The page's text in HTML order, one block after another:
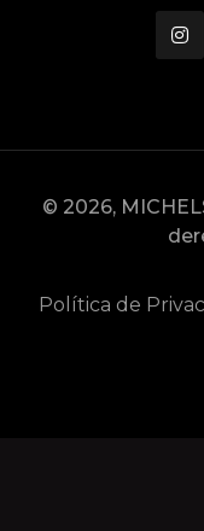
© 2026,
Política de